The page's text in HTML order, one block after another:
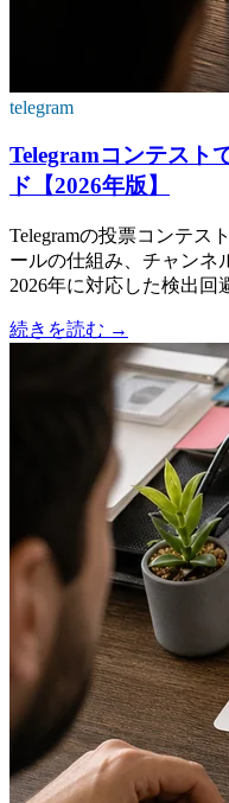
telegram
Telegramコンテスト
ド【2026年版】
Telegramの投票コンテ
ールの仕組み、チャンネ
2026年に対応した検出回
続きを読む →